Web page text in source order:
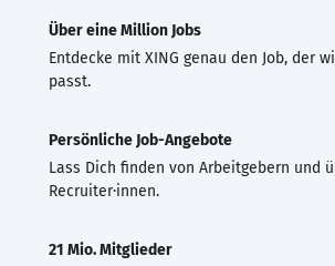
Über eine Million Jobs
Entdecke mit XING genau den Job, der
passt.
Persönliche Job-Angebote
Lass Dich finden von Arbeitgebern und
Recruiter·innen.
21 Mio. Mitglieder